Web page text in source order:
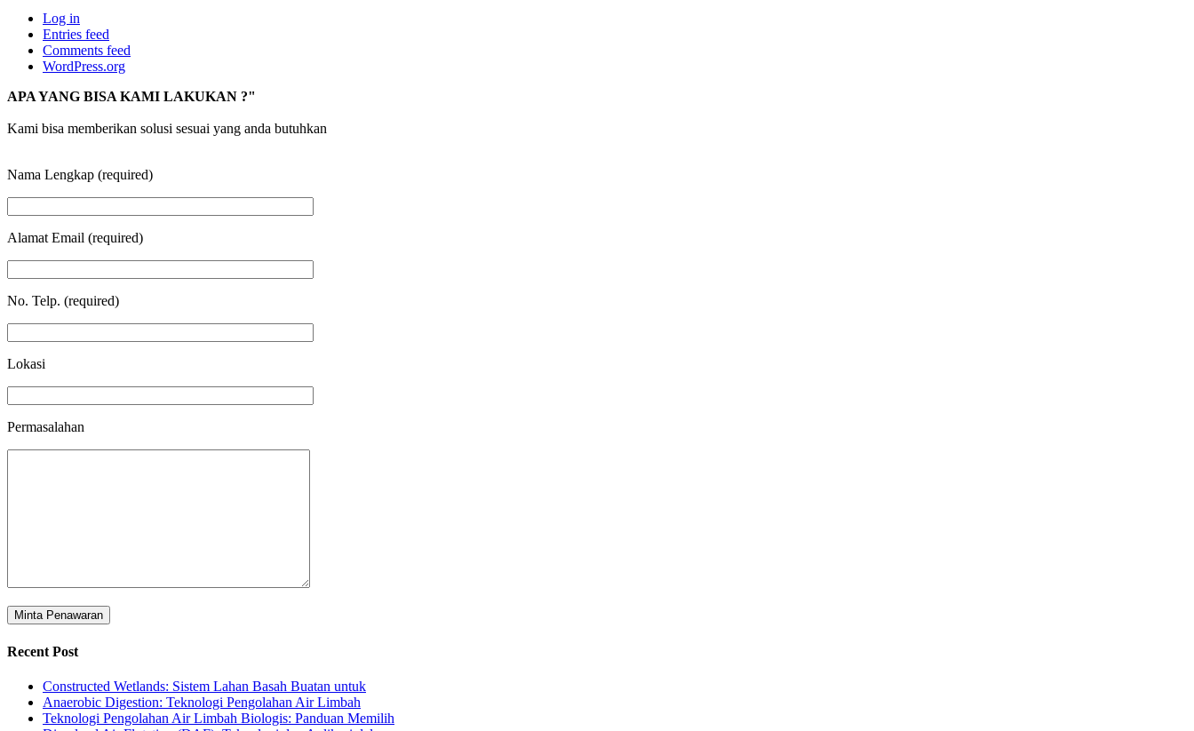
Log in
Entries feed
Comments feed
WordPress.org
APA YANG BISA KAMI LAKUKAN ?"
Kami bisa memberikan solusi sesuai yang anda butuhkan
Nama Lengkap (required)
Alamat Email (required)
No. Telp. (required)
Lokasi
Permasalahan
Recent Post
Constructed Wetlands: Sistem Lahan Basah Buatan untuk
Anaerobic Digestion: Teknologi Pengolahan Air Limbah
Teknologi Pengolahan Air Limbah Biologis: Panduan Memilih